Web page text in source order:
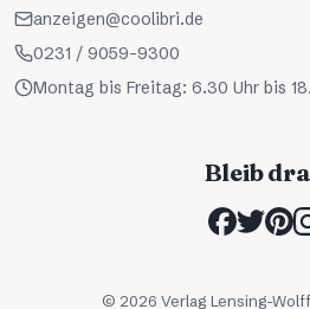
anzeigen@coolibri.de
0231 / 9059-9300
Montag bis Freitag: 6.30 Uhr bis
Bleib
© 2026 Verlag Lensing-